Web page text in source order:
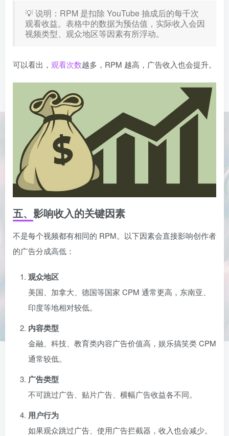
💡 说明：RPM 是扣除 YouTube 抽成后的每千次
观看收益。表格中的数据为预估值，实际收入会因
视频类型、观众地区等因素有所浮动。
可以看出， 观看次数越多，RPM 越高，广告收入也会提升。
五、影响收入的关键因素
不是每个视频都有相同的 RPM。以下因素会直接影响创作者
的广告分成高低：
观众地区
美国、加拿大、德国等国家 CPM 通常更高，东南亚、
印度等地相对较低。
内容类型
金融、科技、教育类内容广告价值高，娱乐搞笑类 CPM
通常较低。
广告类型
不可跳过广告、贴片广告、横幅广告收益各不同。
用户行为
如果观众跳过广告、使用广告拦截器，收入也会减少。